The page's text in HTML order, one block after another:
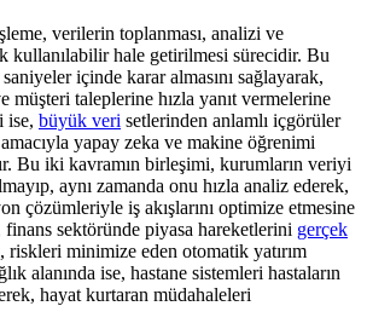
verilerin toplanması, analizi ve
kullanılabilir hale getirilmesi sürecidir. Bu
içinde karar almasını sağlayarak,
müşteri taleplerine hızla yanıt vermelerine
ise, büyük veri setlerinden anlamlı içgörüler
yapay zeka ve makine öğrenimi
Bu iki kavramın birleşimi, kurumların veriyi
aynı zamanda onu hızla analiz ederek,
çözümleriyle iş akışlarını optimize etmesine
finans sektöründe piyasa hareketlerini gerçek
riskleri minimize eden otomatik yatırım
alanında ise, hastane sistemleri hastaların
hayat kurtaran müdahaleleri